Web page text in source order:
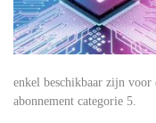
enkel beschikbaar zijn voor
abonnement categorie 5.